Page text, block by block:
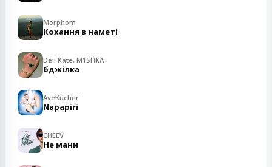
Morphom
Кохання в наметі
Deli Kate, M1SHKA
бджілка
AveKucher
Napapiri
CHEEV
Не мани